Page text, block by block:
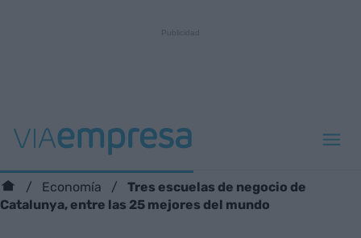
Economía
Tres escuelas de negocio de
Catalunya, entre las 25 mejores del mundo